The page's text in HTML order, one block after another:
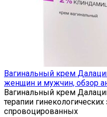
Вагинальный крем
женщин и мужчин, обзор
Вагинальный крем
терапии
спровоцированных